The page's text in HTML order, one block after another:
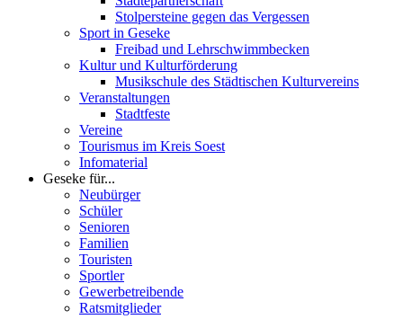
Stolpersteine gegen das Vergessen
Sport in Geseke
Freibad und Lehrschwimmbecken
Kultur und Kulturförderung
Musikschule des Städtischen Kulturvereins
Veranstaltungen
Stadtfeste
Vereine
Tourismus im Kreis Soest
Infomaterial
Geseke für...
Neubürger
Schüler
Senioren
Familien
Touristen
Sportler
Gewerbetreibende
Ratsmitglieder